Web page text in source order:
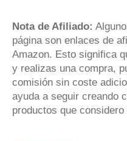
Nota de Afiliado:
página son enlaces de
Amazon. Esto significa
y realizas una compra,
comisión sin coste
ayuda a seguir creando
productos que